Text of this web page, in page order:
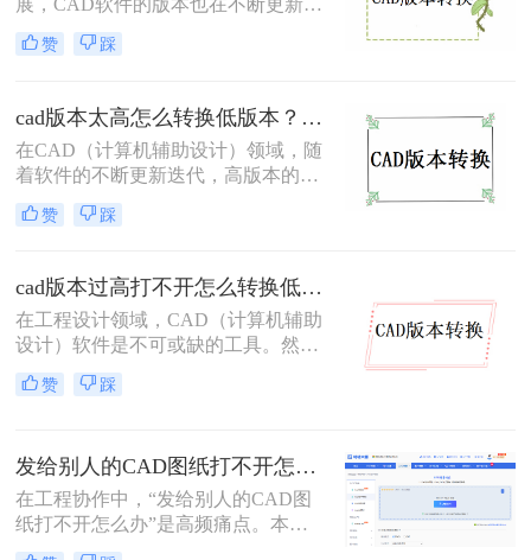
纸转换为低版本的方法，帮助您轻松
解决这一问题。
然而，有时我们需要将高版本的CAD
文件转换为低版本，以便在不同版本
如何转换为低版本图呢？本文将介绍
三种将CAD文件转换为低版本的方
法。
赞 踩
cad版本太高怎么转换低版本？分享二个高效实用方法！
在CAD（计算机辅助设计）领域，随
着软件的不断更新迭代，高版本的
CAD文件有时需要在低版本的软件中
打开或编辑。这时，就需要将高版本
版本太高怎么转换低版本呢？本文将
介绍两种常用的CAD版本转换方法。
赞 踩
cad版本过高打不开怎么转换低版本？这3个方法快来试试！
在工程设计领域，CAD（计算机辅助
设计）软件是不可或缺的工具。然
而，随着软件版本的更新迭代，有时
我们可能会遇到高版本CAD文件在低
本文将介绍三种将高版本CAD文件转
换为低版本的方法，帮助大家轻松解
决这一难题。
赞 踩
发给别人的CAD图纸打不开怎么办？CAD版本转换5种有效方法！
在工程协作中，“发给别人的CAD图
纸打不开怎么办”是高频痛点。本文
聚焦CAD版本转换核心解决方案，所